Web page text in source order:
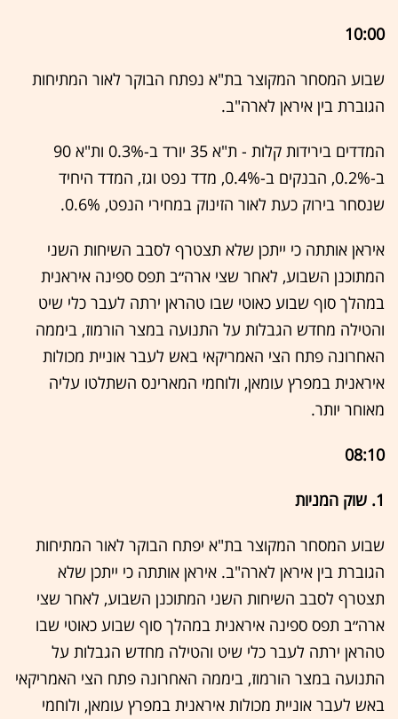
10:00
שבוע המסחר המקוצר בת"א נפתח הבוקר לאור המתיחות
הגוברת בין איראן לארה"ב.
המדדים בירידות קלות - ת"א 35 יורד ב-0.3% ות"א 90
ב-0.2%, הבנקים ב-0.4%, מדד נפט וגז, המדד היחיד
שנסחר בירוק כעת לאור הזינוק במחירי הנפט, 0.6%.
איראן אותתה כי ייתכן שלא תצטרף לסבב השיחות השני
המתוכנן השבוע, לאחר שצי ארה״ב תפס ספינה איראנית
במהלך סוף שבוע כאוטי שבו טהראן ירתה לעבר כלי שיט
והטילה מחדש הגבלות על התנועה במצר הורמוז, ביממה
האחרונה פתח הצי האמריקאי באש לעבר אוניית מכולות
איראנית במפרץ עומאן, ולוחמי המארינס השתלטו עליה
מאוחר יותר.
08:10
1. שוק המניות
שבוע המסחר המקוצר בת"א יפתח הבוקר לאור המתיחות
הגוברת בין איראן לארה"ב. איראן אותתה כי ייתכן שלא
תצטרף לסבב השיחות השני המתוכנן השבוע, לאחר שצי
ארה״ב תפס ספינה איראנית במהלך סוף שבוע כאוטי שבו
טהראן ירתה לעבר כלי שיט והטילה מחדש הגבלות על
התנועה במצר הורמוז, ביממה האחרונה פתח הצי האמריקאי
באש לעבר אוניית מכולות איראנית במפרץ עומאן, ולוחמי